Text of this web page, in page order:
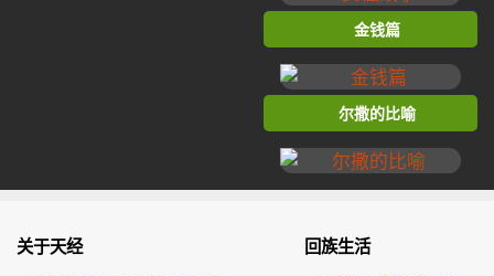
金钱篇
尔撒的比喻
关于天经 回族生活